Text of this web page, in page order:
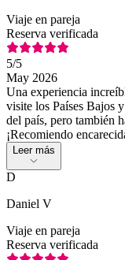
Viaje en pareja
Reserva verificada
5/5
May 2026
Una experiencia
visite los Países Bajos
del país, pero también
¡Recomiendo
Leer más
D
Daniel V
Viaje en pareja
Reserva verificada